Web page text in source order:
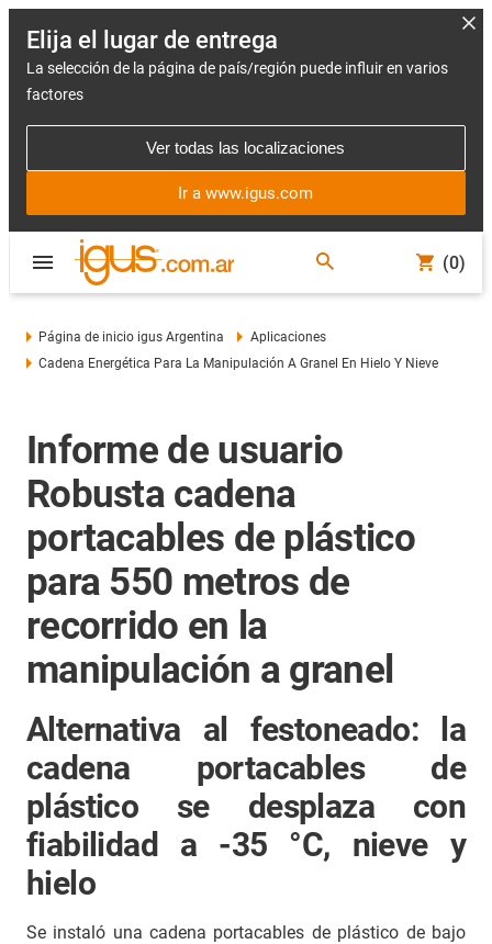
Elija el lugar de entrega
La selección de la página de país/región puede influir en varios
factores
Ver todas las localizaciones
Ir a www.igus.com
(0)
Página de inicio igus Argentina
Aplicaciones
Cadena Energética Para La Manipulación A Granel En Hielo Y Nieve
Informe de usuario
Robusta cadena
portacables de plástico
para 550 metros de
recorrido en la
manipulación a granel
Alternativa al festoneado: la
cadena portacables de
plástico se desplaza con
fiabilidad a -35 °C, nieve y
hielo
Se instaló una cadena portacables de plástico de bajo